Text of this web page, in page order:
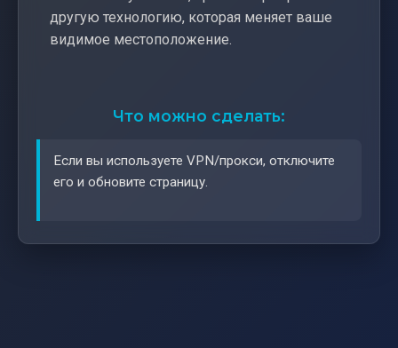
другую технологию, которая меняет ваше
видимое местоположение.
Что можно сделать:
Если вы используете VPN/прокси, отключите
его и обновите страницу.